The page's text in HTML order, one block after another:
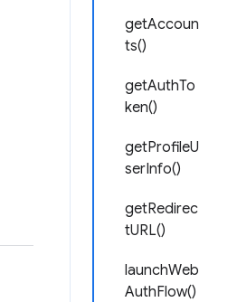
getAccoun
ts()
getAuthTo
ken()
getProfileU
serInfo()
getRedirec
tURL()
launchWeb
AuthFlow()